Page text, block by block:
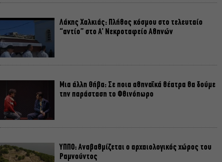
Λάκης Χαλκιάς: Πλήθος κόσμου στο τελευταίο
“αντίο” στο Α’ Νεκροταφείο Αθηνών
Μια άλλη Θήβα: Σε ποια αθηναϊκά θέατρα θα δούμε
την παράσταση το Φθινόπωρο
ΥΠΠΟ: Αναβαθμίζεται ο αρχαιολογικός χώρος του
Ραμνούντος